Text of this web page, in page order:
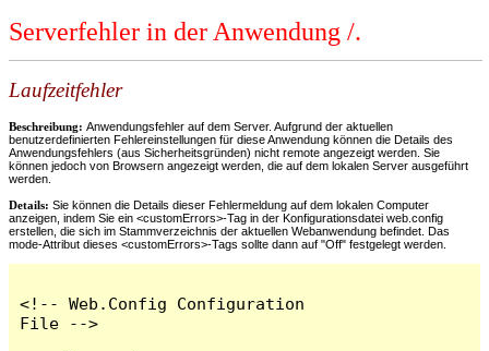
Serverfehler in der Anwendung /.
Laufzeitfehler
Beschreibung: Anwendungsfehler auf dem Server. Aufgrund der aktuellen
benutzerdefinierten Fehlereinstellungen für diese Anwendung können die Details des
Anwendungsfehlers (aus Sicherheitsgründen) nicht remote angezeigt werden. Sie
können jedoch von Browsern angezeigt werden, die auf dem lokalen Server ausgeführt
werden.
Details: Sie können die Details dieser Fehlermeldung auf dem lokalen Computer
anzeigen, indem Sie ein <customErrors>-Tag in der Konfigurationsdatei web.config
erstellen, die sich im Stammverzeichnis der aktuellen Webanwendung befindet. Das
mode-Attribut dieses <customErrors>-Tags sollte dann auf "Off" festgelegt werden.
<!-- Web.Config Configuration
File -->